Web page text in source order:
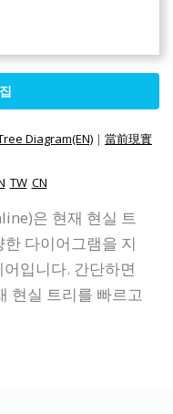
Diagram(EN) | 當前現實
TW CN
은 현재 현실 트
다이어그램을 지
입니다. 간단하면
현실 트리를 빠르고